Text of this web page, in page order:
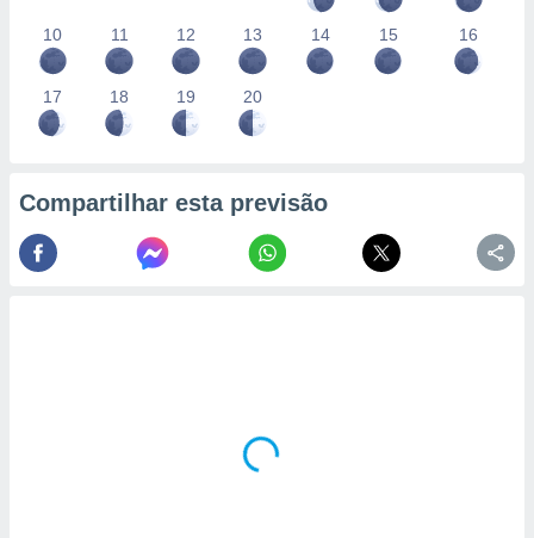
10 11 12 13 14 15 16
17 18 19 20
Compartilhar esta previsão